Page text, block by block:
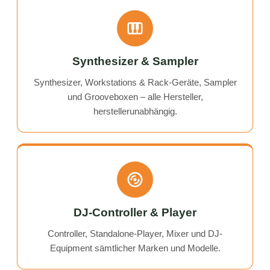
Synthesizer & Sampler
Synthesizer, Workstations & Rack-Geräte, Sampler
und Grooveboxen – alle Hersteller,
herstellerunabhängig.
DJ-Controller & Player
Controller, Standalone-Player, Mixer und DJ-
Equipment sämtlicher Marken und Modelle.